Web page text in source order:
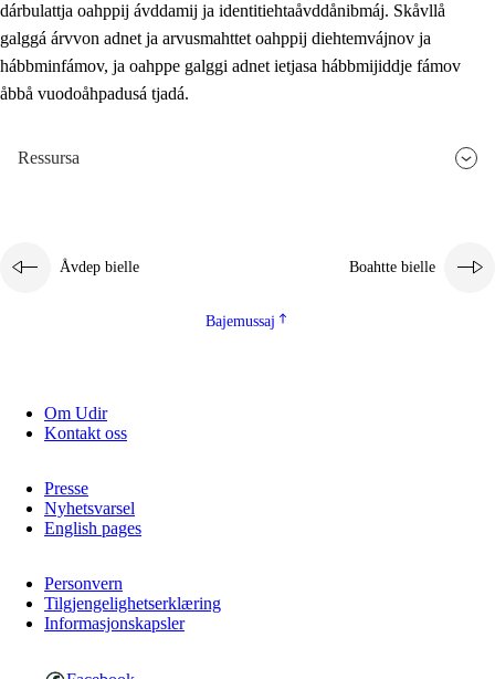
dárbulattja oahppij ávddamij ja identitiehtaåvddånibmáj. Skåvllå
galggá árvvon adnet ja arvusmahttet oahppij diehtemvájnov ja
hábbminfámov, ja oahppe galggi adnet ietjasa hábbmijiddje fámov
åbbå vuodoåhpadusá tjadá.
Ressursa
Åvdep bielle Boahtte bielle
Bajemussaj
Om Udir
Kontakt oss
Presse
Nyhetsvarsel
English pages
Personvern
Tilgjengelighetserklæring
Informasjonskapsler